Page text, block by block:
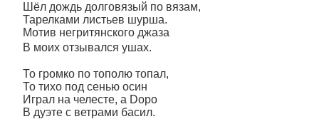
Шёл дождь долговязый по вязам,
Тарелками листьев шурша.
Мотив негритянского джаза
В моих отзывался ушах.
То громко по тополю топал,
То тихо под сенью осин
Играл на челесте, а Dopo
В дуэте с ветрами басил.